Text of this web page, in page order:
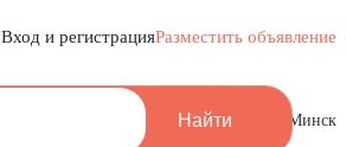
Вход и регистрацияРазместить объявление
Найти Минск